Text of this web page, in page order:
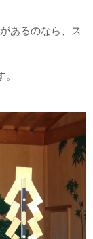
あるのなら、ス